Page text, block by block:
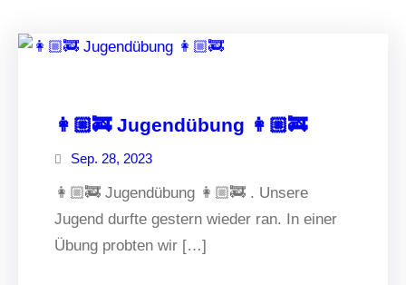
👩🏼‍🚒 Jugendübung 👩🏼‍🚒
Sep. 28, 2023
👩🏼‍🚒 Jugendübung 👩🏼‍🚒 . Unsere
Jugend durfte gestern wieder ran. In einer
Übung probten wir […]